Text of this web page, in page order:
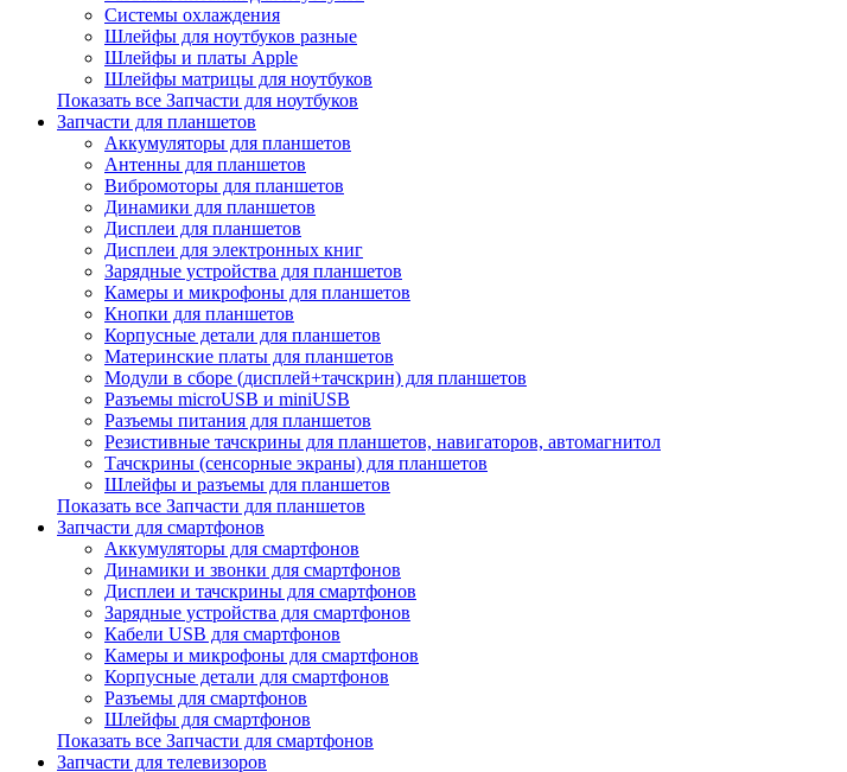
Системы охлаждения
Шлейфы для ноутбуков разные
Шлейфы и платы Apple
Шлейфы матрицы для ноутбуков
Показать все Запчасти для ноутбуков
Запчасти для планшетов
Аккумуляторы для планшетов
Антенны для планшетов
Вибромоторы для планшетов
Динамики для планшетов
Дисплеи для планшетов
Дисплеи для электронных книг
Зарядные устройства для планшетов
Камеры и микрофоны для планшетов
Кнопки для планшетов
Корпусные детали для планшетов
Материнские платы для планшетов
Модули в сборе (дисплей+тачскрин) для планшетов
Разъемы microUSB и miniUSB
Разъемы питания для планшетов
Резистивные тачскрины для планшетов, навигаторов, автомагнитол
Тачскрины (сенсорные экраны) для планшетов
Шлейфы и разъемы для планшетов
Показать все Запчасти для планшетов
Запчасти для смартфонов
Аккумуляторы для смартфонов
Динамики и звонки для смартфонов
Дисплеи и тачскрины для смартфонов
Зарядные устройства для смартфонов
Кабели USB для смартфонов
Камеры и микрофоны для смартфонов
Корпусные детали для смартфонов
Разъемы для смартфонов
Шлейфы для смартфонов
Показать все Запчасти для смартфонов
Запчасти для телевизоров